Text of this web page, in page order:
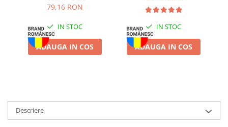
Clasic, 4x3.8L
79,16 RON
IN STOC
ADAUGA IN COS
IN STOC
ADAUGA IN COS
Descriere